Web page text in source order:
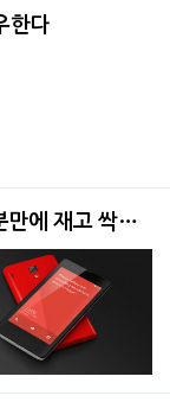
한다
만에 재고 싹쓸